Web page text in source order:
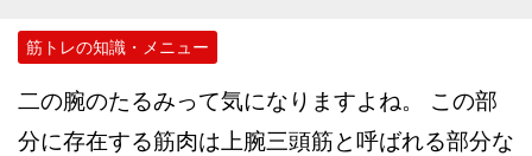
筋トレの知識・メニュー
二の腕のたるみって気になりますよね。 この部
分に存在する筋肉は上腕三頭筋と呼ばれる部分な